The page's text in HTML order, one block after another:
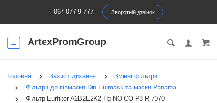
067 077 9 777 Зворотній дзвінок
ArtexPromGroup
Головна Захист дихання
Змінні фільтри
Фільтри до півмаски Din Eurmask та маски Panarea
Фільтр Eurfilter A2B2E2K2 Hg NO CO P3 R 7070